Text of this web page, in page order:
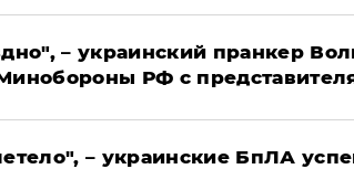
– украинский пранкер
РФ с
– украинские БпЛА